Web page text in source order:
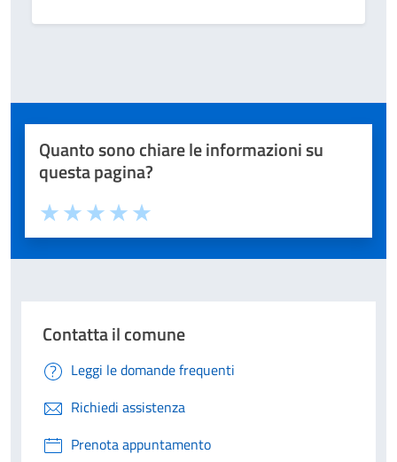
Quanto sono chiare le informazioni su
questa pagina?
Valuta 5 stelle su 5
Valuta 4 stelle su 5
Valuta 3 stelle su 5
Valuta 2 stelle su 5
Valuta 1 stelle su 5
Contatta il comune
Leggi le domande frequenti
Richiedi assistenza
Prenota appuntamento